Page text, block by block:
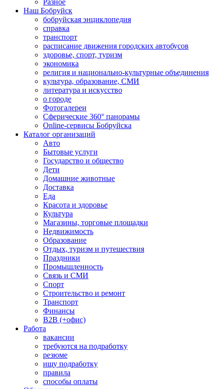
Разное
Наш Бобруйск
бобруйская энциклопедия
справка
транспорт
расписание движения городских автобусов
здоровье, спорт, туризм
экономика
религия и национально-культурные объединения
культура, образование, СМИ
литература и искусство
о городе
Фотогалереи
Сферические 360° панорамы
Online-сервисы Бобруйска
Каталог организаций
Авто
Бытовые услуги
Государство и общество
Дети
Домашние животные
Доставка
Еда
Красота и здоровье
Культура
Магазины, торговые площадки
Недвижимость
Образование
Отдых, туризм и путешествия
Праздники
Промышленность
Связь и СМИ
Спорт
Строительство и ремонт
Транспорт
Финансы
B2B (+офис)
Работа
вакансии
требуются на подработку
резюме
ищу подработку
правила
способы оплаты